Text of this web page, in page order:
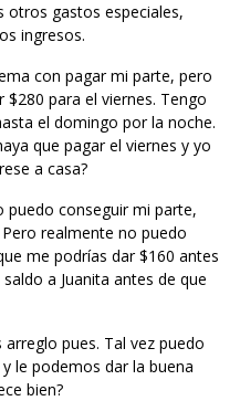
gastos especiales,
ingresos.
con pagar mi parte, pero
para el viernes. Tengo
el domingo por la noche.
que pagar el viernes y yo
a casa?
puedo conseguir mi parte,
realmente no puedo
me podrías dar $160 antes
a Juanita antes de que
pues. Tal vez puedo
le podemos dar la buena
bien?